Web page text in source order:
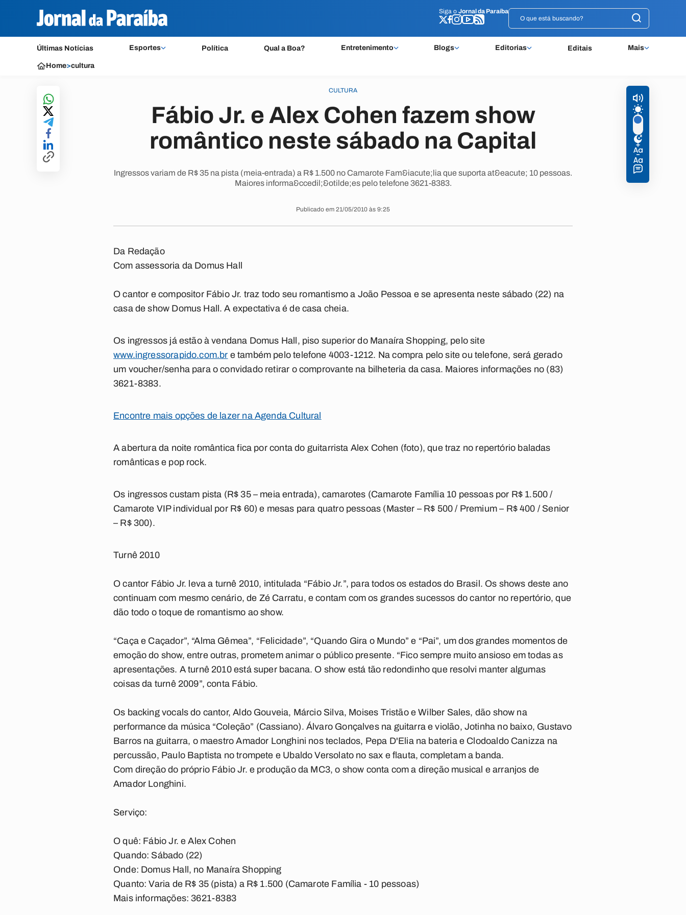
Siga o Jornal da Paraíba
Últimas Notícias Esportes Política Qual a Boa? Entretenimento Blogs Editorias Editais Mais
Siga o Jornal da Paraíba
Home>cultura
CULTURA
Fábio Jr. e Alex Cohen fazem show
romântico neste sábado na Capital
Ingressos variam de R$ 35 na pista (meia-entrada) a R$ 1.500 no Camarote Fam&iacute;lia que suporta at&eacute; 10 pessoas.
Maiores informa&ccedil;&otilde;es pelo telefone 3621-8383.
Publicado em 21/05/2010 às 9:25
Da Redação
Com assessoria da Domus Hall
O cantor e compositor Fábio Jr. traz todo seu romantismo a João Pessoa e se apresenta neste sábado (22) na
casa de show Domus Hall. A expectativa é de casa cheia.
Os ingressos já estão à vendana Domus Hall, piso superior do Manaíra Shopping, pelo site
www.ingressorapido.com.br e também pelo telefone 4003-1212. Na compra pelo site ou telefone, será gerado
um voucher/senha para o convidado retirar o comprovante na bilheteria da casa. Maiores informações no (83)
3621-8383.
Encontre mais opções de lazer na Agenda Cultural
A abertura da noite romântica fica por conta do guitarrista Alex Cohen (foto), que traz no repertório baladas
românticas e pop rock.
Os ingressos custam pista (R$ 35 – meia entrada), camarotes (Camarote Família 10 pessoas por R$ 1.500 /
Camarote VIP individual por R$ 60) e mesas para quatro pessoas (Master – R$ 500 / Premium – R$ 400 / Senior
– R$ 300).
Turnê 2010
O cantor Fábio Jr. leva a turnê 2010, intitulada “Fábio Jr.”, para todos os estados do Brasil. Os shows deste ano
continuam com mesmo cenário, de Zé Carratu, e contam com os grandes sucessos do cantor no repertório, que
dão todo o toque de romantismo ao show.
“Caça e Caçador”, “Alma Gêmea”, “Felicidade”, “Quando Gira o Mundo” e “Pai”, um dos grandes momentos de
emoção do show, entre outras, prometem animar o público presente. “Fico sempre muito ansioso em todas as
apresentações. A turnê 2010 está super bacana. O show está tão redondinho que resolvi manter algumas
coisas da turnê 2009”, conta Fábio.
Os backing vocals do cantor, Aldo Gouveia, Márcio Silva, Moises Tristão e Wilber Sales, dão show na
performance da música “Coleção” (Cassiano). Álvaro Gonçalves na guitarra e violão, Jotinha no baixo, Gustavo
Barros na guitarra, o maestro Amador Longhini nos teclados, Pepa D'Elia na bateria e Clodoaldo Canizza na
percussão, Paulo Baptista no trompete e Ubaldo Versolato no sax e flauta, completam a banda.
Com direção do próprio Fábio Jr. e produção da MC3, o show conta com a direção musical e arranjos de
Amador Longhini.
Serviço:
O quê: Fábio Jr. e Alex Cohen
Quando: Sábado (22)
Onde: Domus Hall, no Manaíra Shopping
Quanto:Varia de R$ 35 (pista) a R$ 1.500 (Camarote Família - 10 pessoas)
Mais informações:3621-8383